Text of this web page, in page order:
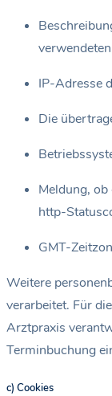
IP-Adresse
Die
Meldung,
http-
GMT-
Weitere
verarbeitet. Für
Arztpraxis
Terminbuchung
c) Cookies